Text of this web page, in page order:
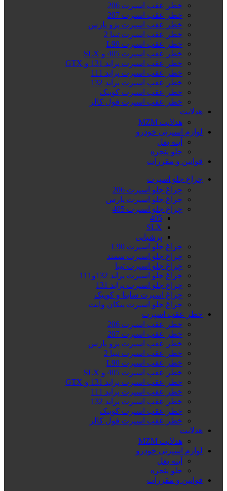
خطر عقب اسپرت 206
خطر عقب اسپرت 207
خطر عقب اسپرت پژو پارس
خطر عقب اسپرت تیبا 2
خطر عقب اسپرت L90
خطر عقب اسپرت 405 و SLX
خطر عقب اسپرت پراید 131 و GTX
خطر عقب اسپرت پراید 111
خطر عقب اسپرت پراید 132
خطر عقب اسپرت کوییک
خطر عقب اسپرت فول کالر
هدلایت
هدلایت MZM
لوازم اسپرتی خودرو
آینه بغل
جلو پنجره
قوانین و مقررات
چراغ جلو اسپرت
چراغ جلو اسپرت 206
چراغ جلو اسپرت پارس
چراغ جلو اسپرت 405
405
SLX
پرشیایی
چراغ جلو اسپرت L90
چراغ جلو اسپرت سمند
چراغ جلو اسپرت تیبا
چراغ جلو اسپرت پراید 132و111
چراغ جلو اسپرت پراید 131
چراغ اسپرت ساینا و کوییک
چراغ جلو اسپرت پیکان وانت
خطر عقب اسپرت
خطر عقب اسپرت 206
خطر عقب اسپرت 207
خطر عقب اسپرت پژو پارس
خطر عقب اسپرت تیبا 2
خطر عقب اسپرت L90
خطر عقب اسپرت 405 و SLX
خطر عقب اسپرت پراید 131 و GTX
خطر عقب اسپرت پراید 111
خطر عقب اسپرت پراید 132
خطر عقب اسپرت کوییک
خطر عقب اسپرت فول کالر
هدلایت
هدلایت MZM
لوازم اسپرتی خودرو
آینه بغل
جلو پنجره
قوانین و مقررات